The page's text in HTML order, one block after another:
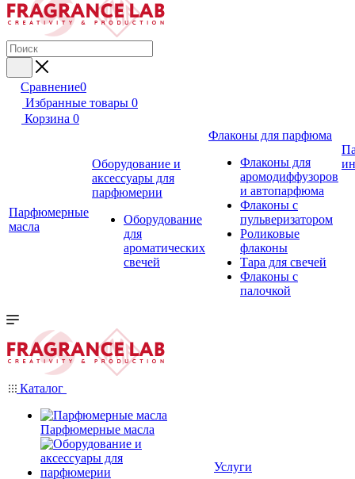
Сравнение0
Избранные товары 0
Корзина 0
Парфюмерные
масла
Оборудование и
аксессуары для
парфюмерии
Оборудование
для
ароматических
свечей
Флаконы для парфюма
Флаконы для
аромодиффузоров
и автопарфюма
Флаконы с
пульверизатором
Роликовые
флаконы
Тара для свечей
Флаконы с
палочкой
Каталог
Парфюмерные масла
Услуги